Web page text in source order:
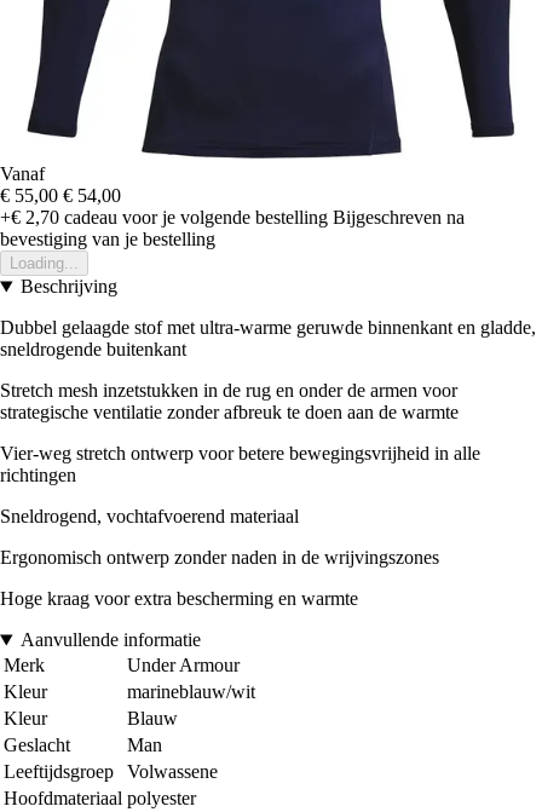
Vanaf
€ 55,00 € 54,00
+€ 2,70 cadeau voor je volgende bestelling Bijgeschreven na
bevestiging van je bestelling
Loading...
Beschrijving
Dubbel gelaagde stof met ultra-warme geruwde binnenkant en gladde,
sneldrogende buitenkant
Stretch mesh inzetstukken in de rug en onder de armen voor
strategische ventilatie zonder afbreuk te doen aan de warmte
Vier-weg stretch ontwerp voor betere bewegingsvrijheid in alle
richtingen
Sneldrogend, vochtafvoerend materiaal
Ergonomisch ontwerp zonder naden in de wrijvingszones
Hoge kraag voor extra bescherming en warmte
Aanvullende informatie
Merk
Under Armour
Kleur
marineblauw/wit
Kleur
Blauw
Geslacht
Man
Leeftijdsgroep
Volwassene
Hoofdmateriaal polyester